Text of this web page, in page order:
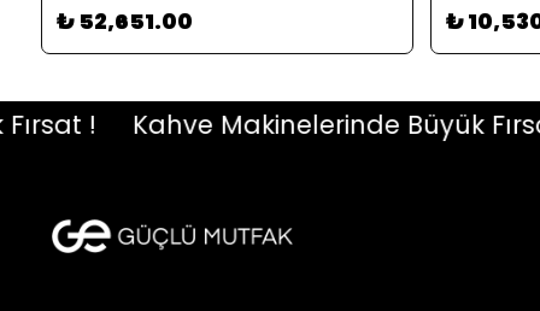
₺ 52,651.00 ₺
! Kahve Makinelerinde Büyük Fırsat !